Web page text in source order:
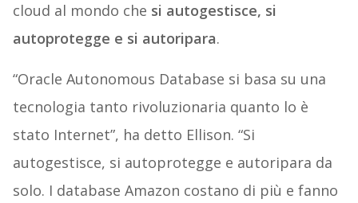
cloud al mondo che si autogestisce, si
autoprotegge e si autoripara.
“Oracle Autonomous Database si basa su una
tecnologia tanto rivoluzionaria quanto lo è
stato Internet”, ha detto Ellison. “Si
autogestisce, si autoprotegge e autoripara da
solo. I database Amazon costano di più e fanno